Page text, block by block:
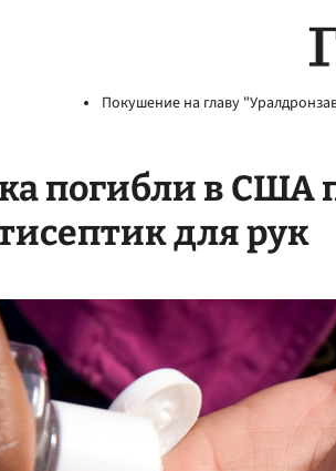
Покушение на главу
погибли в США
для рук